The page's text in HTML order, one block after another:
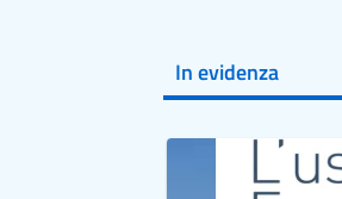
In evidenza